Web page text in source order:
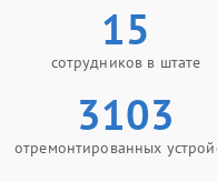
15
сотрудников в штате
3103
отремонтированных